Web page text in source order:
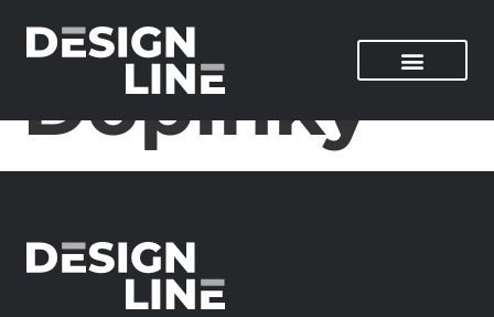
Doplňky